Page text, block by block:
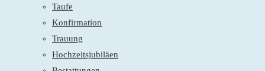
Taufe
Konfirmation
Trauung
Hochzeitsjubiläen